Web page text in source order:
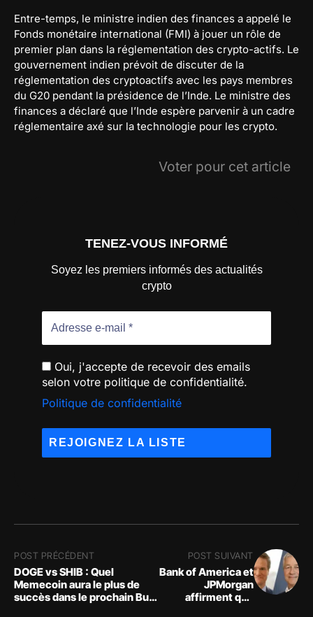
Entre-temps, le ministre indien des finances a appelé le
Fonds monétaire international (FMI) à jouer un rôle de
premier plan dans la réglementation des crypto-actifs. Le
gouvernement indien prévoit de discuter de la
réglementation des cryptoactifs avec les pays membres
du G20 pendant la présidence de l’Inde. Le ministre des
finances a déclaré que l’Inde espère parvenir à un cadre
réglementaire axé sur la technologie pour les crypto.
Voter pour cet article
TENEZ-VOUS INFORMÉ
Soyez les premiers informés des actualités
crypto
Oui, j'accepte de recevoir des emails
selon votre politique de confidentialité.
Politique de confidentialité
POST PRÉCÉDENT
DOGE vs SHIB : Quel
Memecoin aura le plus de
succès dans le prochain Bull
POST SUIVANT
Bank of America et
JPMorgan
affirment que